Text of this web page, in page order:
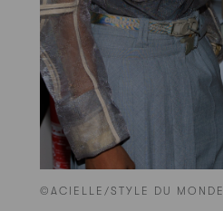
©ACIELLE/STYLE DU MONDE